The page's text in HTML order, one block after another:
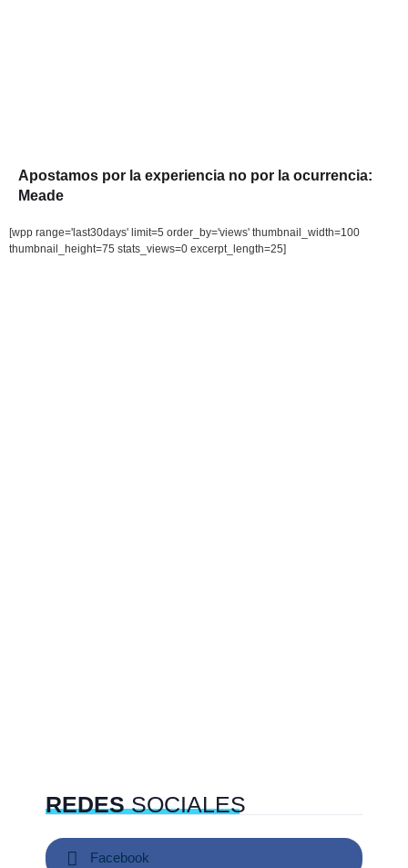
Apostamos por la experiencia no por la ocurrencia:
Meade
[wpp range='last30days' limit=5 order_by='views' thumbnail_width=100
thumbnail_height=75 stats_views=0 excerpt_length=25]
REDESSOCIALES
Facebook